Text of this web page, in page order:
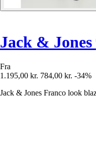
Jack & Jones
Fra
1.195,00 kr. 784,00 kr. -34%
Jack & Jones Franco look